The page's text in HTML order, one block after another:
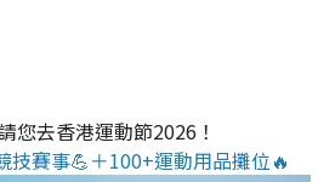
您去香港運動節2026！
技賽事💪＋100+運動用品攤位🔥